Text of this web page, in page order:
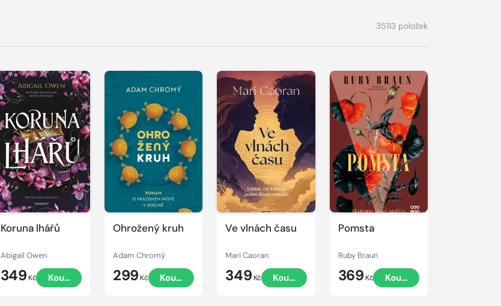
35113 položek
Koruna lhářů
Abigail Owen
349 Kč Koupit
Ohrožený kruh
Adam Chromý
299 Kč Koupit
Ve vlnách času
Mari Caoran
349 Kč Koupit
Pomsta
Ruby Braun
369 Kč Koupit